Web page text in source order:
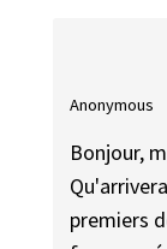
Anonymous
Bonjour,
premiers